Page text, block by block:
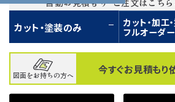
カット・塗装のみ
カット・加工
フルオーダー
図面をお持ちの方へ 今すぐお見積もり
お問い合わせフォ